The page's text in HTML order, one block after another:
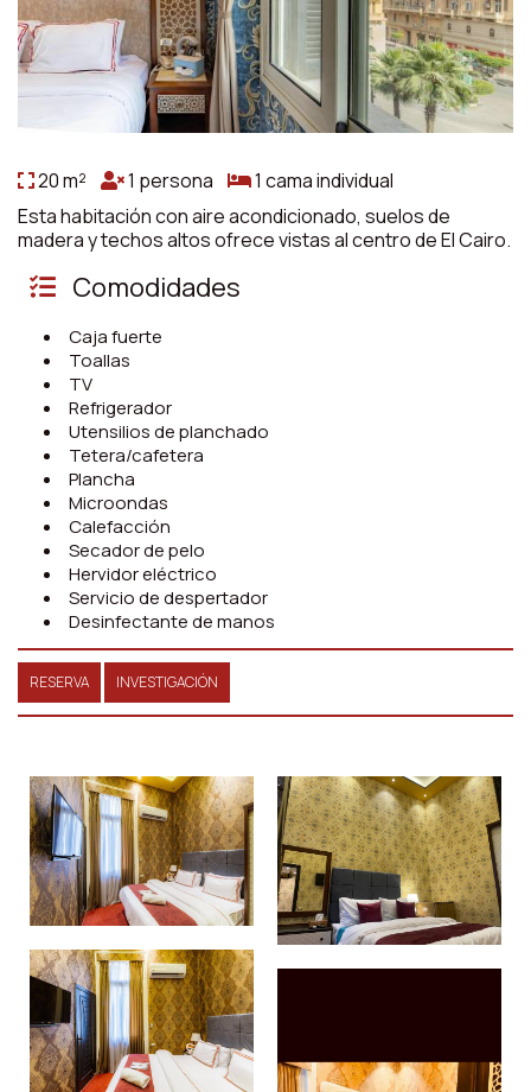
20 m² 1 persona
1 cama individual
Esta habitación con aire acondicionado, suelos de
madera y techos altos ofrece vistas al centro de El Cairo.
Comodidades
Caja fuerte
Toallas
TV
Refrigerador
Utensilios de planchado
Tetera/cafetera
Plancha
Microondas
Calefacción
Secador de pelo
Hervidor eléctrico
Servicio de despertador
Desinfectante de manos
RESERVA INVESTIGACIÓN